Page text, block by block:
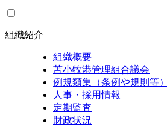
組織紹介
組織概要
苫小牧港管理組合議会
例規類集（条例や規則等）
人事・採用情報
定期監査
財政状況